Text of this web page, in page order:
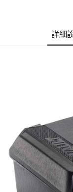
台灣樂天信用卡公司
玉山商業銀行
元大商業銀行
玉山商業銀行
相關說明
【關於「AFTEE先享後
AFTEE先享後付是「
便利好安心！
１．簡單：不需註冊
２．便利：只要手機
３．安心：先確認商
ATM付款
運送方式
全家取貨付款
詳細